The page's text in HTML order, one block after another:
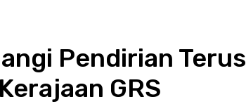
Times
Pendirian Terus
GRS